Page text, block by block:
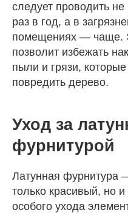
следует проводить
раз в год, а в
помещениях — чаще.
позволит избежать
пыли и грязи, которые
повредить дерево.
Уход за
фурнитурой
Латунная фурнитура
только красивый, но
особого ухода